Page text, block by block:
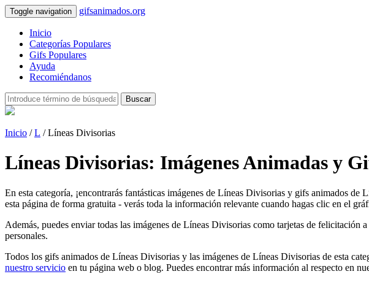
Toggle navigation gifsanimados.org
Inicio
Categorías Populares
Gifs Populares
Ayuda
Recomiéndanos
Buscar
Inicio /L / Líneas Divisorias
Líneas Divisorias: Imágenes Animadas y
En esta categoría, ¡encontrarás fantásticas imágenes de Líneas Divisorias y gifs animados
esta página de forma gratuita - verás toda la información relevante cuando hagas clic en el
Además, puedes enviar todas las imágenes de Líneas Divisorias como tarjetas de felicitación
personales.
Todos los gifs animados de Líneas Divisorias y las imágenes de Líneas Divisorias de esta
nuestro servicio en tu página web o blog. Puedes encontrar más información al respecto en